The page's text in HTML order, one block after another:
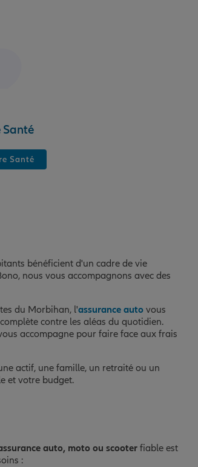
Santé
bénéficient d'un cadre de vie
nous vous accompagnons avec des
du Morbihan, l'assurance auto vous
contre les aléas du quotidien.
accompagne pour faire face aux frais
actif, une famille, un retraité ou un
et votre budget.
auto, moto ou scooter fiable est
: